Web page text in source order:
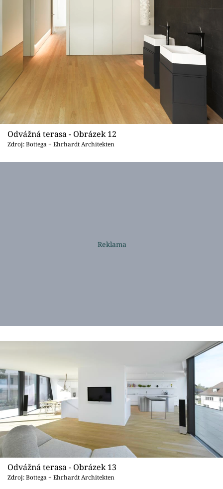
Odvážná terasa - Obrázek 12
Zdroj: Bottega + Ehrhardt Architekten
Odvážná terasa - Obrázek 13
Zdroj: Bottega + Ehrhardt Architekten